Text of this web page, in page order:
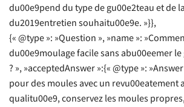
du00e9pend du type de gu00e2teau et de
du2019entretien souhaitu00e9e. »}},
{« @type »: »Question », »name »:
du00e9moulage facile sans abu00eemer le
? », »acceptedAnswer »:{« @type »:
pour des moules avec un revu00eatement
qualitu00e9, conservez les moules